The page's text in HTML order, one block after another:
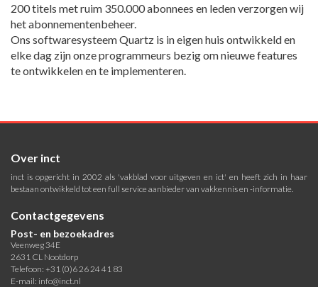
200 titels met ruim 350.000 abonnees en leden verzorgen wij
het abonnementenbeheer.
Ons softwaresysteem Quartz is in eigen huis ontwikkeld en
elke dag zijn onze programmeurs bezig om nieuwe features
te ontwikkelen en te implementeren.
Over inct
inct is opgericht in 2002 als 'vakblad voor uitgeven en ict' en heeft zich in haar
bestaan ontwikkeld tot een full service aanbieder van vakkennis en -informatie.
Contactgegevens
Post- en bezoekadres
Veenweg 34E
2631 CL Nootdorp
Telefoon: +31 (0)6 26 24 41 83
E-mail: info@inct.nl